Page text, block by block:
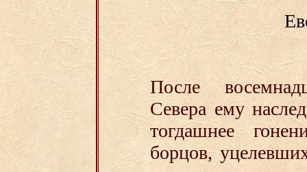
После
Севера ему
тогдашнее
борцов,